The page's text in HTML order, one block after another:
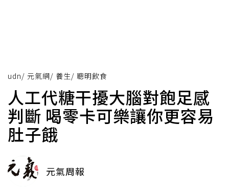
udn/ 元氣網/ 養生/ 聰明飲食
人工代糖干擾大腦對飽足感
判斷 喝零卡可樂讓你更容易
肚子餓
元氣周報